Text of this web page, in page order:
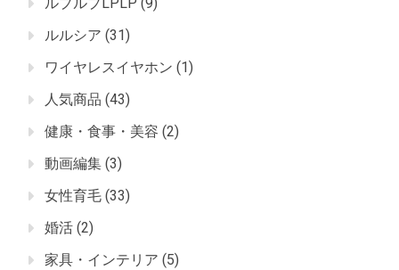
ルルシア (31)
ワイヤレスイヤホン (1)
人気商品 (43)
健康・食事・美容 (2)
動画編集 (3)
女性育毛 (33)
婚活 (2)
家具・インテリア (5)